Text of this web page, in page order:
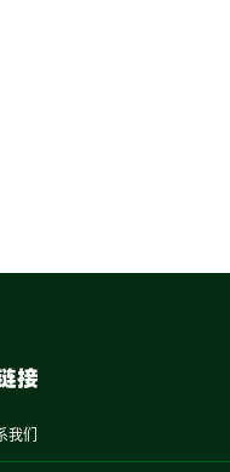
接
我们